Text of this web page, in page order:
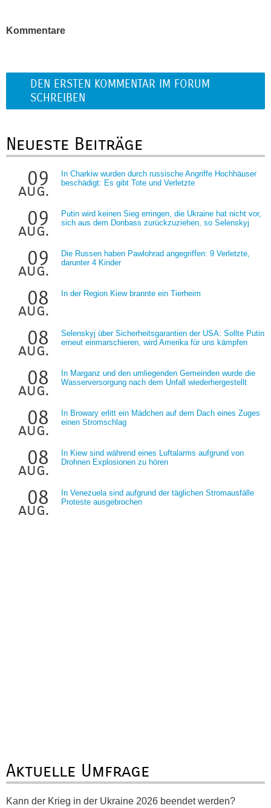
Kommentare
DEN ERSTEN KOMMENTAR IM FORUM
SCHREIBEN
Neueste Beiträge
09
aug.
In Charkiw wurden durch russische Angriffe Hochhäuser
beschädigt: Es gibt Tote und Verletzte
09
aug.
Putin wird keinen Sieg erringen, die Ukraine hat nicht vor,
sich aus dem Donbass zurückzuziehen, so Selenskyj
09
aug.
Die Russen haben Pawlohrad angegriffen: 9 Verletzte,
darunter 4 Kinder
08
aug.
In der Region Kiew brannte ein Tierheim
08
aug.
Selenskyj über Sicherheitsgarantien der USA: Sollte Putin
erneut einmarschieren, wird Amerika für uns kämpfen
08
aug.
In Marganz und den umliegenden Gemeinden wurde die
Wasserversorgung nach dem Unfall wiederhergestellt
08
aug.
In Browary erlitt ein Mädchen auf dem Dach eines Zuges
einen Stromschlag
08
aug.
In Kiew sind während eines Luftalarms aufgrund von
Drohnen Explosionen zu hören
08
aug.
In Venezuela sind aufgrund der täglichen Stromausfälle
Proteste ausgebrochen
Aktuelle Umfrage
Kann der Krieg in der Ukraine 2026 beendet werden?